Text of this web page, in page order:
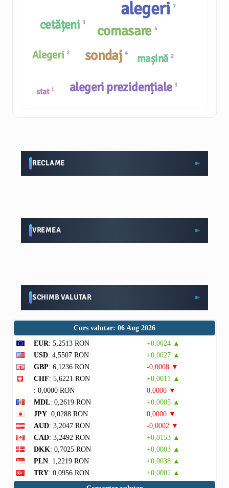
comasare 4
mașină 2
Alegeri 2
stat 1
alegeri7
alegeri prezidențiale 3
cetățeni 3
sondaj4
RECLAME
VREMEA
SCHIMB VALUTAR
Curs valutar: 06 Aug 2026
EUR: 5,2513 RON
+0,0024 ▲
USD: 4,5507 RON
+0,0027 ▲
GBP: 6,1236 RON
-0,0008 ▼
CHF: 5,6221 RON
+0,0011 ▲
: 0,0000 RON
0,0000 ▼
MDL: 0,2619 RON
+0,0005 ▲
JPY: 0,0288 RON
0,0000 ▼
AUD: 3,2047 RON
-0,0002 ▼
CAD: 3,2492 RON
+0,0153 ▲
DKK: 0,7025 RON
+0,0003 ▲
PLN: 1,2219 RON
+0,0038 ▲
TRY: 0,0956 RON
+0,0001 ▲